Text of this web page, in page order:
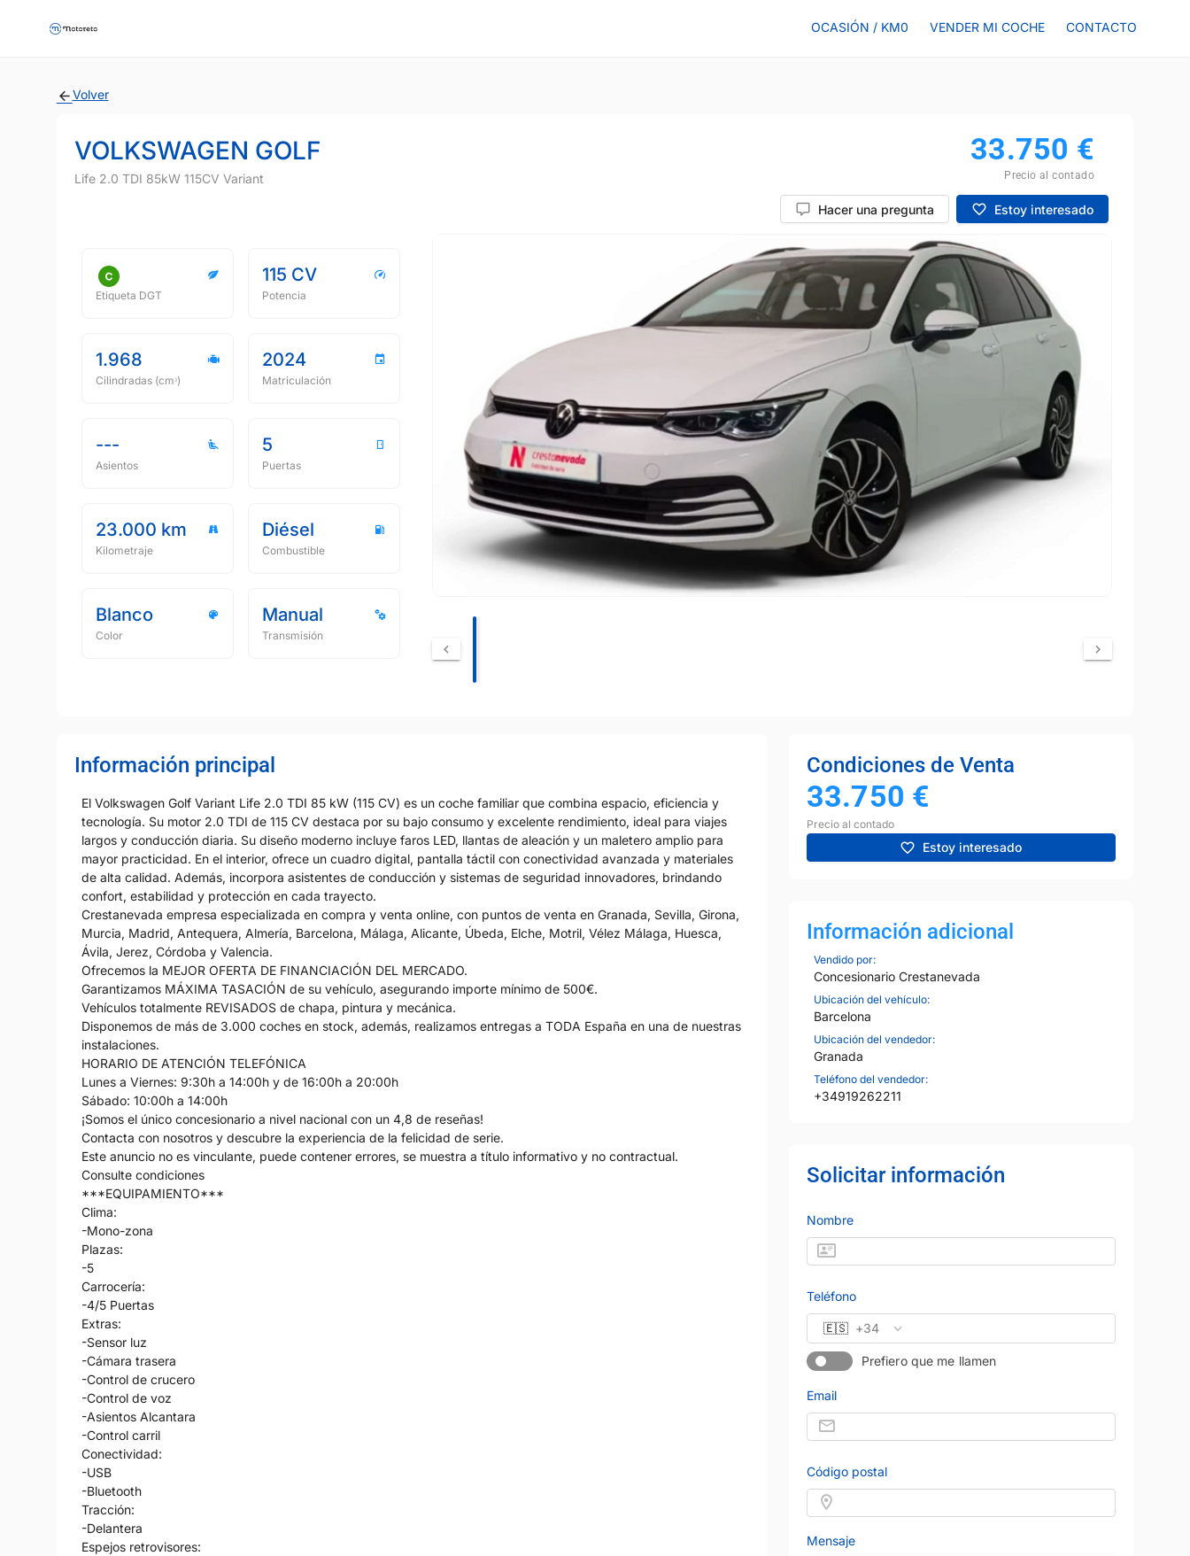
OCASIÓN / KM0 VENDER MI COCHE CONTACTO
Volver
VOLKSWAGEN GOLF
Life 2.0 TDI 85kW 115CV Variant
33.750 €
Precio al contado
Hacer una pregunta Estoy interesado
Etiqueta DGT
115 CV
Potencia
1.968
Cilindradas (cmᵌ)
2024
Matriculación
---
Asientos
5
Puertas
23.000 km
Kilometraje
Diésel
Combustible
Blanco
Color
Manual
Transmisión
Información principal
El Volkswagen Golf Variant Life 2.0 TDI 85 kW (115 CV) es un coche familiar que combina espacio, eficiencia y
tecnología. Su motor 2.0 TDI de 115 CV destaca por su bajo consumo y excelente rendimiento, ideal para viajes
largos y conducción diaria. Su diseño moderno incluye faros LED, llantas de aleación y un maletero amplio para
mayor practicidad. En el interior, ofrece un cuadro digital, pantalla táctil con conectividad avanzada y materiales
de alta calidad. Además, incorpora asistentes de conducción y sistemas de seguridad innovadores, brindando
confort, estabilidad y protección en cada trayecto.
Crestanevada empresa especializada en compra y venta online, con puntos de venta en Granada, Sevilla, Girona,
Murcia, Madrid, Antequera, Almería, Barcelona, Málaga, Alicante, Úbeda, Elche, Motril, Vélez Málaga, Huesca,
Ávila, Jerez, Córdoba y Valencia.
Ofrecemos la MEJOR OFERTA DE FINANCIACIÓN DEL MERCADO.
Garantizamos MÁXIMA TASACIÓN de su vehículo, asegurando importe mínimo de 500€.
Vehículos totalmente REVISADOS de chapa, pintura y mecánica.
Disponemos de más de 3.000 coches en stock, además, realizamos entregas a TODA España en una de nuestras
instalaciones.
HORARIO DE ATENCIÓN TELEFÓNICA
Lunes a Viernes: 9:30h a 14:00h y de 16:00h a 20:00h
Sábado: 10:00h a 14:00h
¡Somos el único concesionario a nivel nacional con un 4,8 de reseñas!
Contacta con nosotros y descubre la experiencia de la felicidad de serie.
Este anuncio no es vinculante, puede contener errores, se muestra a título informativo y no contractual.
Consulte condiciones
***EQUIPAMIENTO***
Clima:
-Mono-zona
Plazas:
-5
Carrocería:
-4/5 Puertas
Extras:
-Sensor luz
-Cámara trasera
-Control de crucero
-Control de voz
-Asientos Alcantara
-Control carril
Conectividad:
-USB
-Bluetooth
Tracción:
-Delantera
Espejos retrovisores:
Condiciones de Venta
33.750 €
Precio al contado
Estoy interesado
Información adicional
Vendido por:
Concesionario Crestanevada
Ubicación del vehículo:
Barcelona
Ubicación del vendedor:
Granada
Teléfono del vendedor:
+34919262211
Solicitar información
Nombre
Teléfono
🇪🇸 +34
Prefiero que me llamen
Email
Código postal
Mensaje